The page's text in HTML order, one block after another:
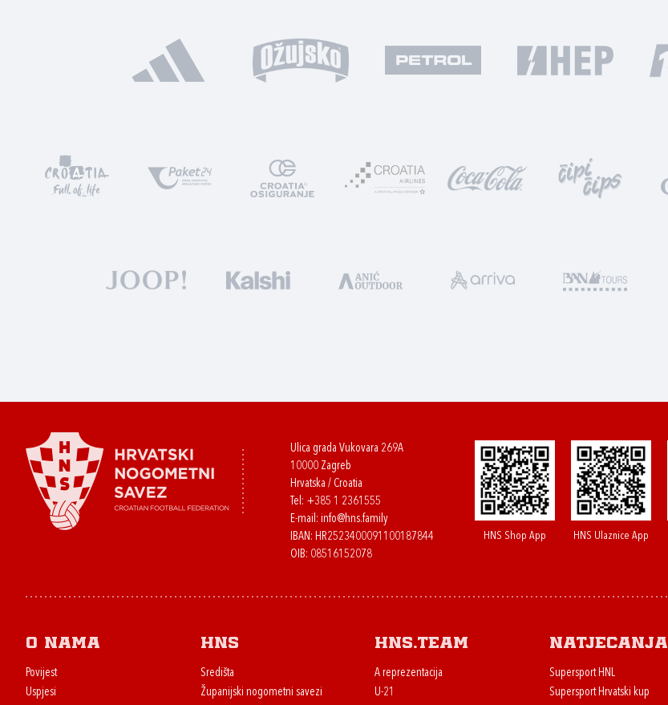
Ulica grada Vukovara 269A
10000 Zagreb
Hrvatska / Croatia
Tel: +385 1 2361555
E-mail: info@hns.family
IBAN: HR2523400091100187844
OIB: 08516152078
HNS Shop App HNS Ulaznice App
O nama
Povijest
Uspjesi
HNS
Središta
Županijski nogometni savezi
HNS.team
A reprezentacija
U-21
Natjecanja
Supersport HNL
Supersport Hrvatski kup